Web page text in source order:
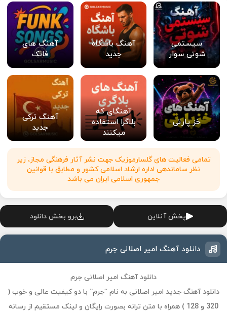
سیستمی
شوتی سوار
آهنگ باشگاه
جدید
آهنگ های
فانک
خز پارتی
آهنگای که
بلاگرا استفاده
میکنند
آهنگ ترکی
جدید
تمامی فعالیت های گلسارموزیک جهت نشر آثار فرهنگی مجاز، زیر
نظر ساماندهی اداره ارشاد اسلامی کشور و مطابق با قوانین
جمهوری اسلامی ایران می باشد
پخش آنلاین برو بخش دانلود
دانلود آهنگ امیر اصلانی جرم
دانلود آهنگ امیر اصلانی جرم
دانلود آهنگ جدید امیر اصلانی به نام “جرم” با دو کیفیت عالی و خوب (
320 و 128 ) همراه با متن ترانه بصورت رایگان و لینک مستقیم از رسانه